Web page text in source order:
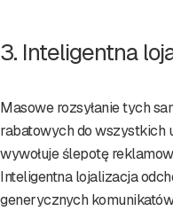
3. Inteligentna
Masowe rozsyłanie tych
rabatowych do wszystkich
wywołuje ślepotę
Inteligentna lojalizacja
generycznych